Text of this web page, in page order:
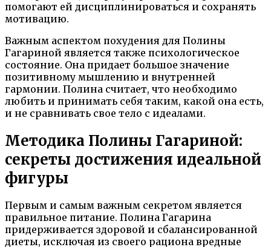
помогают ей дисциплинироваться и сохранять
мотивацию.
Важным аспектом похудения для Полины
Гагариной является также психологическое
состояние. Она придает большое значение
позитивному мышлению и внутренней
гармонии. Полина считает, что необходимо
любить и принимать себя таким, какой она есть,
и не сравнивать свое тело с идеалами.
Методика Полины Гагариной:
секреты достижения идеальной
фигуры
Первым и самым важным секретом является
правильное питание. Полина Гагарина
придерживается здоровой и сбалансированной
диеты, исключая из своего рациона вредные